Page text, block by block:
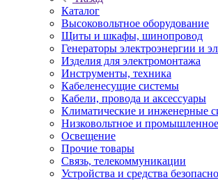
Каталог
Высоковольтное оборудование
Щиты и шкафы, шинопровод
Генераторы электроэнергии и
Изделия для электромонтажа
Инструменты, техника
Кабеленесущие системы
Кабели, провода и аксессуары
Климатические и инженерные
Низковольтное и
Освещение
Прочие товары
Связь, телекоммуникации
Устройства и средства